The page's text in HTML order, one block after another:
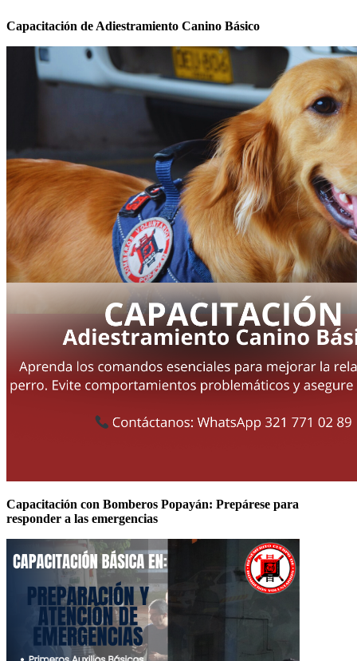
Capacitación de Adiestramiento Canino Básico
Capacitación con Bomberos Popayán: Prepárese para
responder a las emergencias